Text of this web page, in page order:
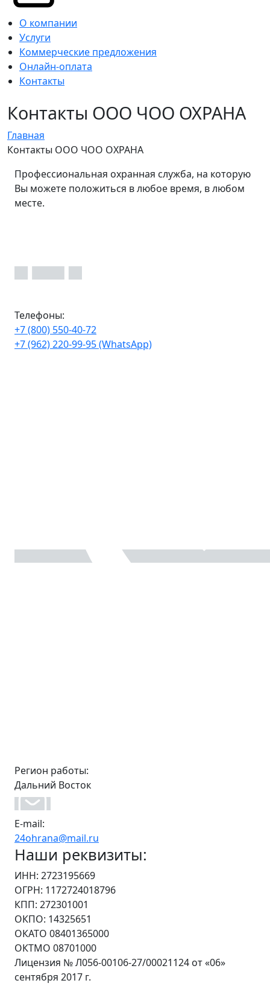
О компании
Услуги
Коммерческие предложения
Онлайн-оплата
Контакты
Контакты ООО ЧОО ОХРАНА
Главная
Контакты ООО ЧОО ОХРАНА
Профессиональная охранная служба, на которую
Вы можете положиться в любое время, в любом
месте.
Телефоны:
+7 (800) 550-40-72
+7 (962) 220-99-95 (WhatsApp)
Регион работы:
Дальний Восток
E-mail:
24ohrana@mail.ru
Наши реквизиты:
ИНН: 2723195669
ОГРН: 1172724018796
КПП: 272301001
ОКПО: 14325651
ОКАТО 08401365000
ОКТМО 08701000
Лицензия № Л056-00106-27/00021124 от «06»
сентября 2017 г.